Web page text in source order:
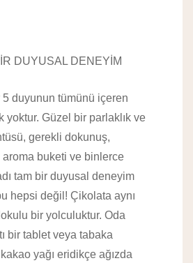
DUYUSAL DENEYİM
duyunun tümünü içeren
yoktur. Güzel bir parlaklık ve
gerekli dokunuş,
aroma buketi ve binlerce
tam bir duyusal deneyim
hepsi değil! Çikolata aynı
bir yolculuktur. Oda
bir tablet veya tabaka
yağı eridikçe ağızda